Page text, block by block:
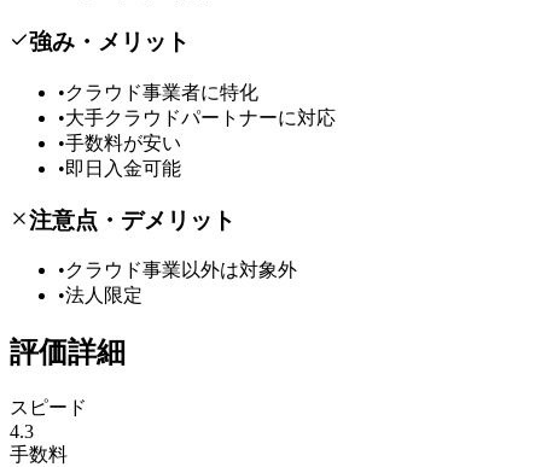
強み・メリット
•クラウド事業者に特化
•大手クラウドパートナーに対応
•手数料が安い
•即日入金可能
注意点・デメリット
•クラウド事業以外は対象外
•法人限定
評価詳細
スピード
4.3
手数料